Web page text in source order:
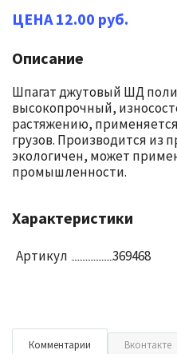
12.00 руб.
Описание
Шпагат джутовый ШД
высокопрочный,
растяжению,
грузов. Производится из
экологичен, может
промышленности.
Характеристики
Артикул 369468
Комментарии Вконтакте